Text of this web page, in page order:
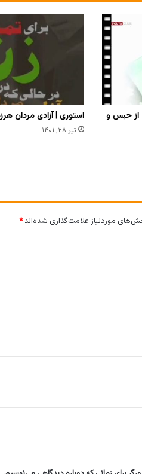
از حبس و
استوری | آزادی مردان
تیر ۲۸, ۱۴۰۱
موردنیاز علامت‌گذاری شده‌اند*